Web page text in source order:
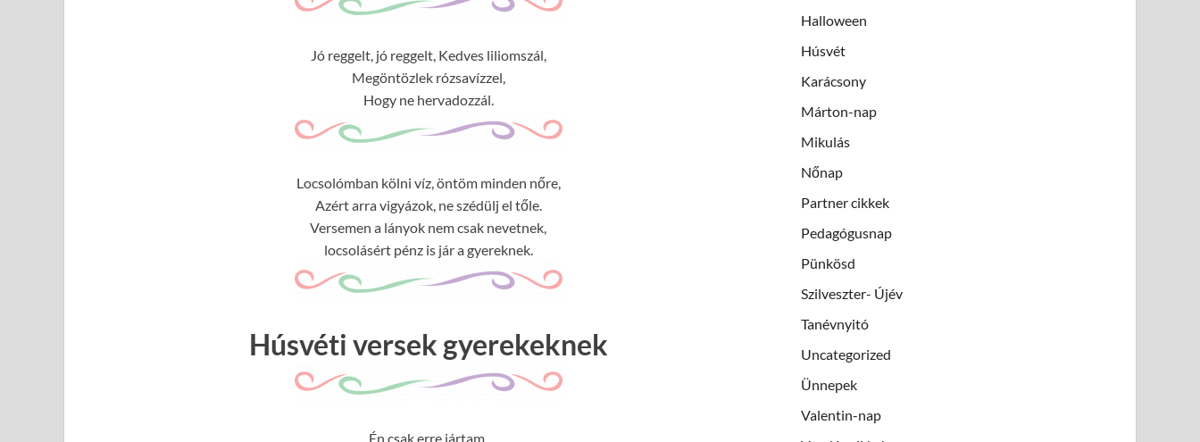
Jó reggelt, jó reggelt, Kedves liliomszál,
Megöntözlek rózsavízzel,
Hogy ne hervadozzál.
Locsolómban kölni víz, öntöm minden nőre,
Azért arra vigyázok, ne szédülj el tőle.
Versemen a lányok nem csak nevetnek,
locsolásért pénz is jár a gyereknek.
Húsvéti versek gyerekeknek
Én csak erre jártam,
Halloween
Húsvét
Karácsony
Márton-nap
Mikulás
Nőnap
Partner cikkek
Pedagógusnap
Pünkösd
Szilveszter- Újév
Tanévnyitó
Uncategorized
Ünnepek
Valentin-nap